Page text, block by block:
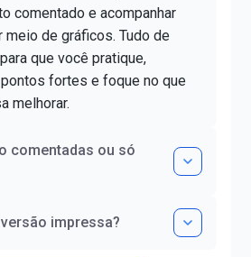
comentado e acompanhar
meio de gráficos. Tudo de
que você pratique,
fortes e foque no que
melhorar.
comentadas ou só
impressa?